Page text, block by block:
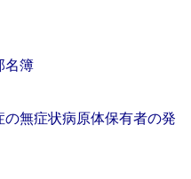
名簿
無症状病原体保有者の発